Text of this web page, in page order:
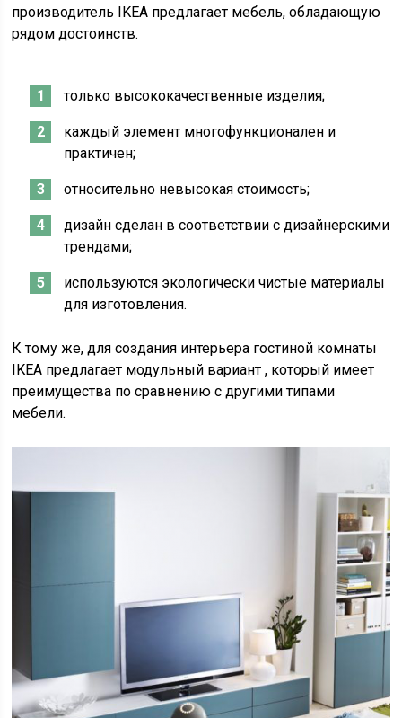
производитель IKEA предлагает мебель, обладающую
рядом достоинств.
только высококачественные изделия;
каждый элемент многофункционален и
практичен;
относительно невысокая стоимость;
дизайн сделан в соответствии с дизайнерскими
трендами;
используются экологически чистые материалы
для изготовления.
К тому же, для создания интерьера гостиной комнаты
IKEA предлагает модульный вариант , который имеет
преимущества по сравнению с другими типами
мебели.